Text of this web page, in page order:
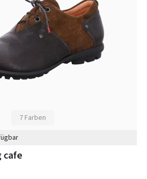
7 Farben
cafe